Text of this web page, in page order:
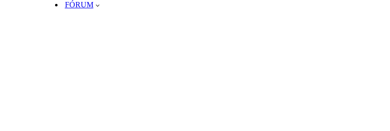
FÓRUM